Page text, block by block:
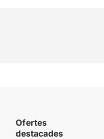
Ofertes
destacades